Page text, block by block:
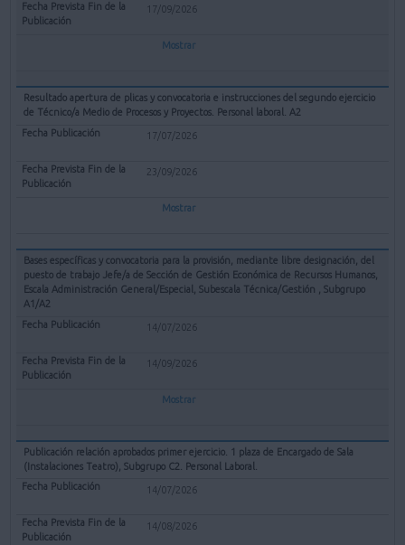
17/09/2026
Mostrar
Resultado apertura de plicas y convocatoria e instrucciones del segundo ejercicio
de Técnico/a Medio de Procesos y Proyectos. Personal laboral. A2
17/07/2026
23/09/2026
Mostrar
Bases específicas y convocatoria para la provisión, mediante libre designación, del
puesto de trabajo Jefe/a de Sección de Gestión Económica de Recursos Humanos,
Escala Administración General/Especial, Subescala Técnica/Gestión , Subgrupo
A1/A2
14/07/2026
14/09/2026
Mostrar
Publicación relación aprobados primer ejercicio. 1 plaza de Encargado de Sala
(Instalaciones Teatro), Subgrupo C2. Personal Laboral.
14/07/2026
14/08/2026